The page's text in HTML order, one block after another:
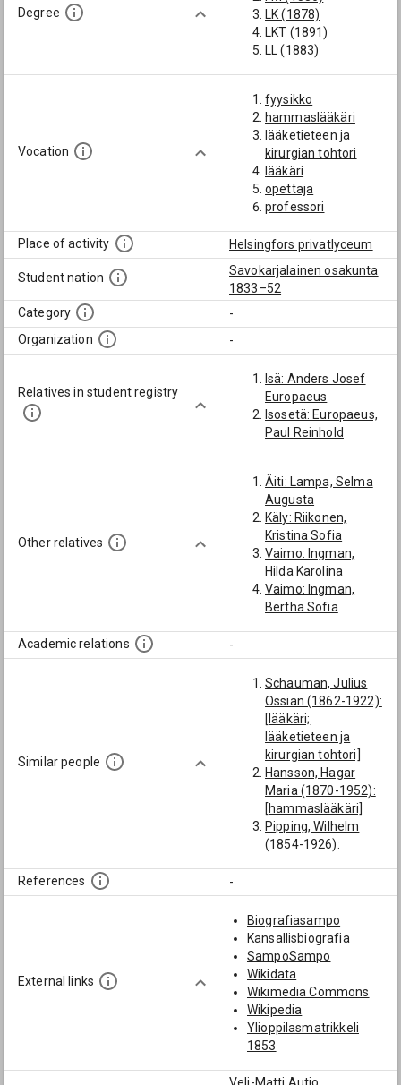
Degree
LK (1878)
LKT (1891)
LL (1883)
Vocation
fyysikko
hammaslääkäri
lääketieteen ja
kirurgian tohtori
lääkäri
opettaja
professori
Place of activity Helsingfors privatlyceum
Student nation
Savokarjalainen osakunta
1833–52
Category
-
Organization
-
Relatives in student registry
Isä: Anders Josef
Europaeus
Isosetä: Europaeus,
Paul Reinhold
Other relatives
Äiti: Lampa, Selma
Augusta
Käly: Riikonen,
Kristina Sofia
Vaimo: Ingman,
Hilda Karolina
Vaimo: Ingman,
Bertha Sofia
Academic relations -
Similar people
Schauman, Julius
Ossian (1862-1922):
[lääkäri;
lääketieteen ja
kirurgian tohtori]
Hansson, Hagar
Maria (1870-1952):
[hammaslääkäri]
Pipping, Wilhelm
(1854-1926):
kirurgian tohtori]
Erikson, Emil
Reinhold Teodor
(1861-1930):
[lääkäri;
lääketieteen ja
kirurgian tohtori]
Collan, Valter
August (1863-
lääketieteen ja
References -
External links
Biografiasampo
Kansallisbiografia
SampoSampo
Wikidata
Wikimedia Commons
Wikipedia
Ylioppilasmatrikkeli
1853